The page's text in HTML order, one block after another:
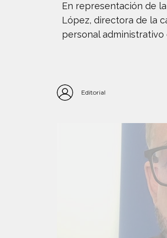
En representación de
López, directora de la
personal administrativo
Editorial